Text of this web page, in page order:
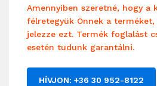
Amennyiben szeretné, hogy a
félretegyük Önnek a
jelezze ezt. Termék foglalást
esetén tudunk garantálni.
HÍVJON: +36 30 952-8122